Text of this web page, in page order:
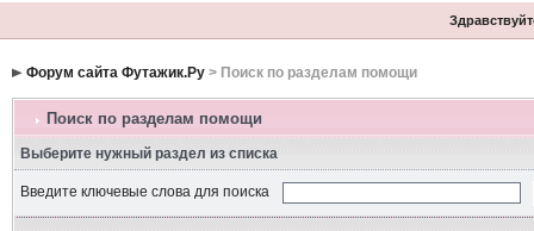
Форум сайта Футажик.Ру> Поиск по разделам помощи
Поиск по разделам помощи
Выберите нужный раздел из списка
Введите ключевые слова для поиска